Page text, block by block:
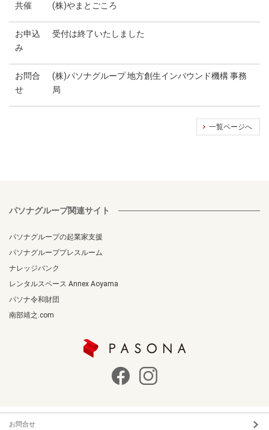
共催 (株)やまとごころ
お申込
み
受付は終了いたしました
お問合
せ
(株)パソナグループ 地方創生インバウンド機構 事務
局
一覧ページへ
パソナグループ関連サイト
パソナグループの起業家支援
パソナグループプレスルーム
ナレッジバンク
レンタルスペース Annex Aoyama
パソナ令和財団
南部靖之.com
お問合せ